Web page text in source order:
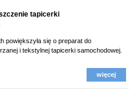
tapicerki
powiększyła się o preparat do
i tekstylnej tapicerki samochodowej.
więcej